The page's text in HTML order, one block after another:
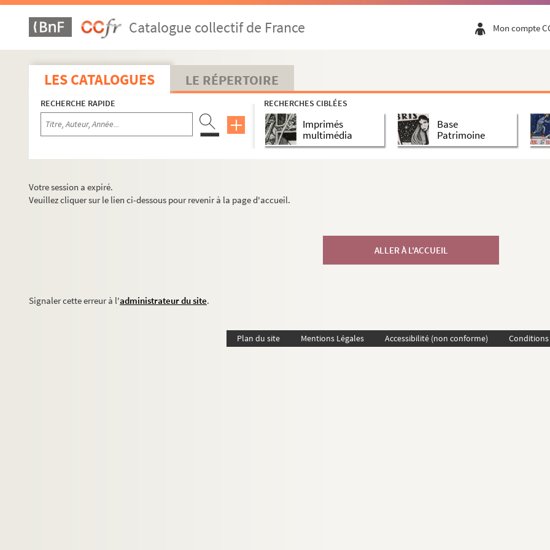
Catalogue collectif de France Mon compte
LES CATALOGUES LE RÉPERTOIRE
RECHERCHE RAPIDE RECHERCHES CIBLÉES
Imprimés
multimédia
Base
Patrimoine
Votre session a expiré.
Veuillez cliquer sur le lien ci-dessous pour revenir à la page d'accueil.
ALLER À L'ACCUEIL
Signaler cette erreur à l'administrateur du site.
Plan du site Mentions Légales Accessibilité (non conforme)